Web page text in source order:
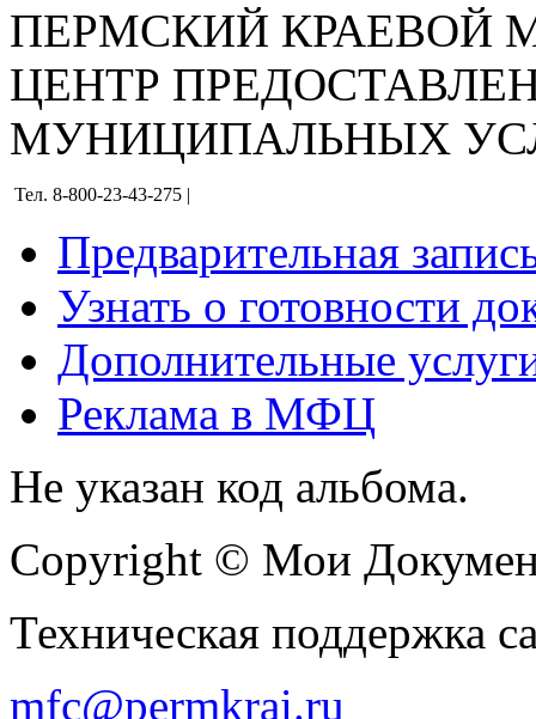
ПЕРМСКИЙ КРАЕВОЙ
ЦЕНТР
МУНИЦИПАЛЬНЫХ
Тел. 8-800-23-43-275 |
Предварительная
Узнать о готовности
Дополнительные
Реклама в МФЦ
Не указан код альбома.
Copyright © Мои
Техническая поддержка
mfc@permkrai.ru